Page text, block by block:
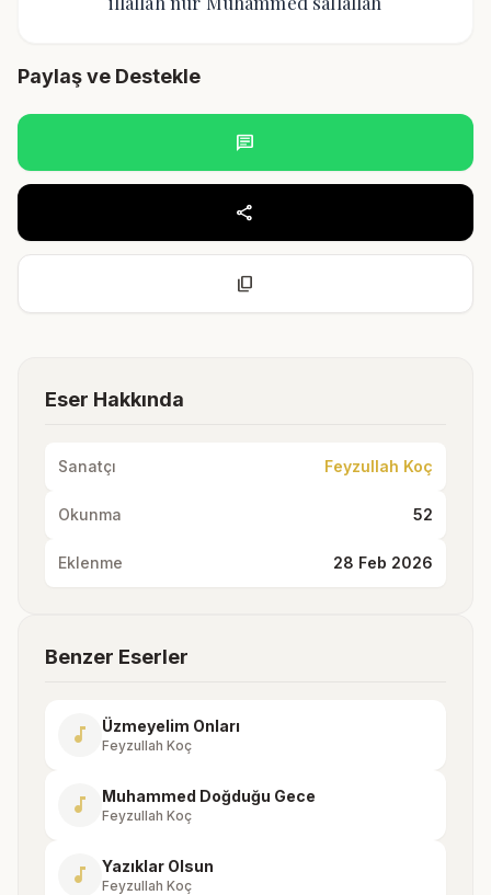
Paylaş ve Destekle
chat
share
content_copy
Eser Hakkında
Sanatçı Feyzullah Koç
Okunma 52
Eklenme 28 Feb 2026
Benzer Eserler
music_note Üzmeyelim Onları
Feyzullah Koç
music_note Muhammed Doğduğu Gece
Feyzullah Koç
music_note Yazıklar Olsun
Feyzullah Koç